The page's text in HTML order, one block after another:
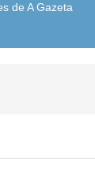
de A Gazeta